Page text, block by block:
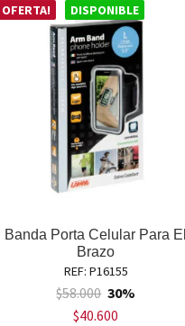
OFERTA! DISPONIBLE
Banda Porta Celular Para El
Brazo
REF: P16155
$58.000 30%
$40.600